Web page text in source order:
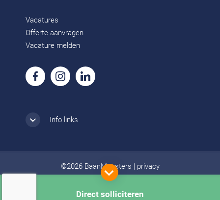
Direct solliciteren
Vacatures
Offerte aanvragen
Vacature melden
Info links
©2026 BaanMeesters privacy